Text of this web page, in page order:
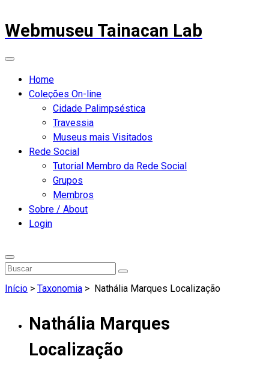
Webmuseu Tainacan Lab
Home
Coleções On-line
Cidade Palimpséstica
Travessia
Museus mais Visitados
Rede Social
Tutorial Membro da Rede Social
Grupos
Membros
Sobre / About
Login
Início > Taxonomia > Nathália Marques Localização
Nathália Marques
Localização